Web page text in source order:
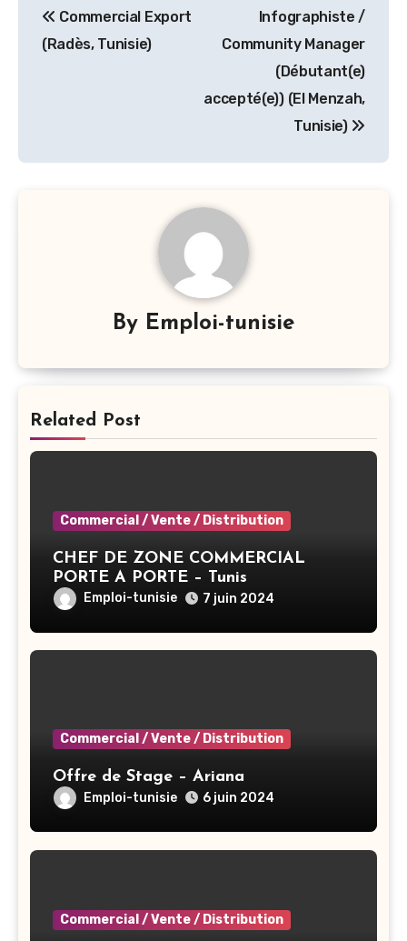
de
Commercial Export
(Radès, Tunisie)
Infographiste /
Community Manager
(Débutant(e)
accepté(e)) (El Menzah,
Tunisie)
By Emploi-tunisie
Related Post
Commercial / Vente / Distribution
CHEF DE ZONE COMMERCIAL
PORTE A PORTE – Tunis
Emploi-tunisie 7 juin 2024
Commercial / Vente / Distribution
Offre de Stage – Ariana
Emploi-tunisie 6 juin 2024
Commercial / Vente / Distribution